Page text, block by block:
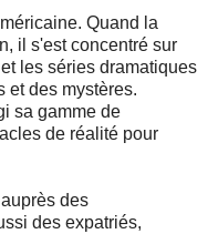
Quand la
il s'est concentré sur
les séries dramatiques
et des mystères.
sa gamme de
de réalité pour
des
des expatriés,